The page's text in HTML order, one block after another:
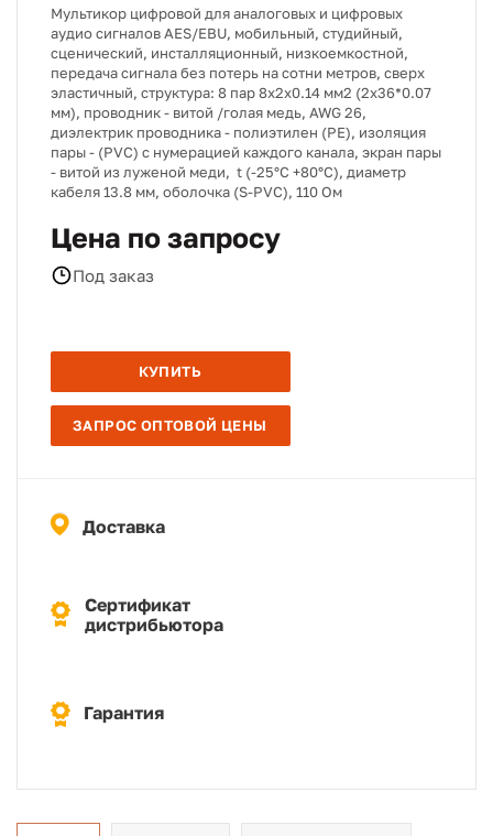
Мультикор цифровой для аналоговых и цифровых
аудио сигналов AES/EBU, мобильный, студийный,
сценический, инсталляционный, низкоемкостной,
передача сигнала без потерь на сотни метров, сверх
эластичный, структура: 8 пар 8х2х0.14 мм2 (2х36*0.07
мм), проводник - витой /голая медь, AWG 26,
диэлектрик проводника - полиэтилен (PE), изоляция
пары - (PVC) с нумерацией каждого канала, экран пары
- витой из луженой меди, t (-25°C +80°C), диаметр
кабеля 13.8 мм, оболочка (S-PVC), 110 Ом
Цена по запросу
Под заказ
КУПИТЬ
ЗАПРОС ОПТОВОЙ ЦЕНЫ
Доставка
Сертификат
дистрибьютора
Гарантия